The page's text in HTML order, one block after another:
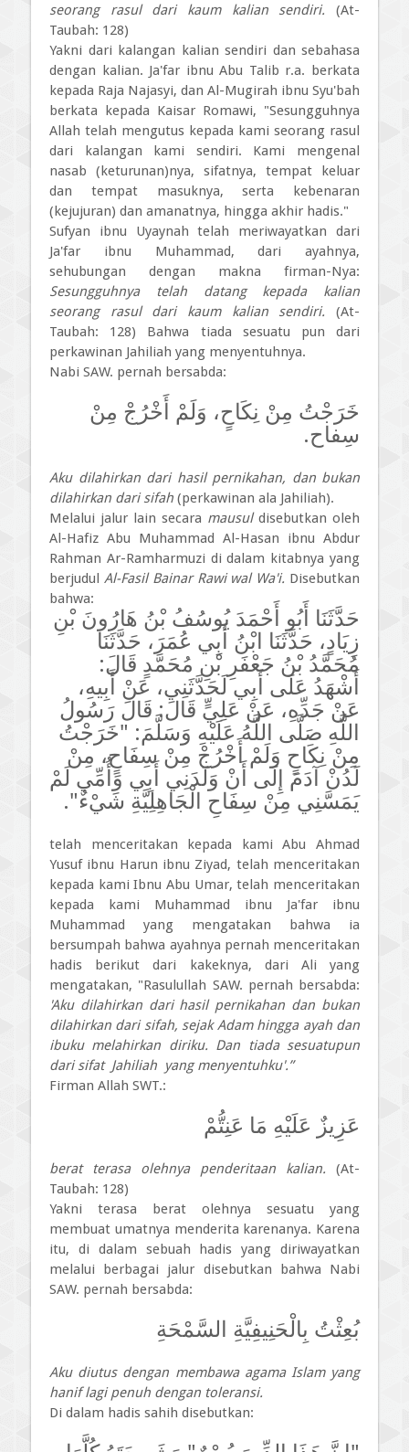
seorang rasul dari kaum kalian sendiri. (At-
Taubah: 128)
Yakni dari kalangan kalian sendiri dan sebahasa
dengan kalian. Ja'far ibnu Abu Talib r.a. berkata
kepada Raja Najasyi, dan Al-Mugirah ibnu Syu'bah
berkata kepada Kaisar Romawi, "Sesungguhnya
Allah telah mengutus kepada kami seorang rasul
dari kalangan kami sendiri. Kami mengenal
nasab (keturunan)nya, sifatnya, tempat keluar
dan tempat masuknya, serta kebenaran
(kejujuran) dan amanatnya, hingga akhir hadis."
Sufyan ibnu Uyaynah telah meriwayatkan dari
Ja'far ibnu Muhammad, dari ayahnya,
sehubungan dengan makna firman-Nya:
Sesungguhnya telah datang kepada kalian
seorang rasul dari kaum kalian sendiri. (At-
Taubah: 128) Bahwa tiada sesuatu pun dari
perkawinan Jahiliah yang menyentuhnya.
Nabi SAW. pernah bersabda:
خَرَجْتُ مِنْ نِكَاحٍ، وَلَمْ أَخْرُجْ مِنْ
سِفاح.
Aku dilahirkan dari hasil pernikahan, dan bukan
dilahirkan dari sifah (perkawinan ala Jahiliah).
Melalui jalur lain secara mausul disebutkan oleh
Al-Hafiz Abu Muhammad Al-Hasan ibnu Abdur
Rahman Ar-Ramharmuzi di dalam kitabnya yang
berjudul Al-Fasil Bainar Rawi wal Wa'i. Disebutkan
bahwa:
حَدَّثَنَا أَبُو أَحْمَدَ يُوسُفُ بْنُ هَارُونَ بْنِ
زِيَادٍ، حَدَّثَنَا ابْنُ أَبِي عُمَرَ، حَدَّثَنَا
مُحَمَّدُ بْنُ جَعْفَرِ بْنِ مُحَمَّدٍ قَالَ:
أَشْهَدُ عَلَى أَبِي لَحَدَّثَنِي، عَنْ أَبِيهِ،
عَنْ جَدِّهِ، عَنْ عَلِيٍّ قَالَ: قَالَ رَسُولُ
اللَّهِ صَلَّى اللَّهُ عَلَيْهِ وَسَلَّمَ: "خَرَجْتُ
مِنْ نِكَاحٍ وَلَمْ أَخْرُجْ مِنْ سِفَاحٍ، مِنْ
لَدُنْ آدَمَ إِلَى أَنْ وَلَدَنِي أَبِي وَأُمِّي لَمْ
يَمَسَّنِي مِنْ سِفَاحِ الْجَاهِلِيَّةِ شَيْءٌ".
telah menceritakan kepada kami Abu Ahmad
Yusuf ibnu Harun ibnu Ziyad, telah menceritakan
kepada kami Ibnu Abu Umar, telah menceritakan
kepada kami Muhammad ibnu Ja'far ibnu
Muhammad yang mengatakan bahwa ia
bersumpah bahwa ayahnya pernah menceritakan
hadis berikut dari kakeknya, dari Ali yang
mengatakan, "Rasulullah SAW. pernah bersabda:
'Aku dilahirkan dari hasil pernikahan dan bukan
dilahirkan dari sifah, sejak Adam hingga ayah dan
ibuku melahirkan diriku. Dan tiada sesuatupun
dari sifat Jahiliah yang menyentuhku'.”
Firman Allah SWT.:
عَزِيزٌ عَلَيْهِ مَا عَنِتُّمْ
berat terasa olehnya penderitaan kalian. (At-
Taubah: 128)
Yakni terasa berat olehnya sesuatu yang
membuat umatnya menderita karenanya. Karena
itu, di dalam sebuah hadis yang diriwayatkan
melalui berbagai jalur disebutkan bahwa Nabi
SAW. pernah bersabda:
بُعِثْتُ بِالْحَنِيفِيَّةِ السَّمْحَةِ
Aku diutus dengan membawa agama Islam yang
hanif lagi penuh dengan toleransi.
Di dalam hadis sahih disebutkan: